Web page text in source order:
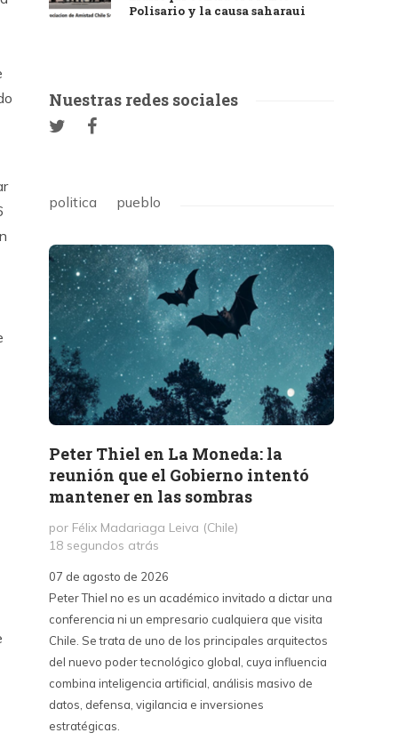
Polisario y la causa saharaui
Nuestras redes sociales
politica pueblo
Peter Thiel en La Moneda: la
reunión que el Gobierno intentó
mantener en las sombras
por Félix Madariaga Leiva (Chile)
18 segundos atrás
07 de agosto de 2026
Peter Thiel no es un académico invitado a dictar una
conferencia ni un empresario cualquiera que visita
Chile. Se trata de uno de los principales arquitectos
del nuevo poder tecnológico global, cuya influencia
combina inteligencia artificial, análisis masivo de
datos, defensa, vigilancia e inversiones
estratégicas.